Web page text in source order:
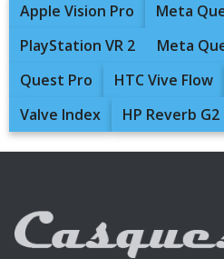
Apple Vision Pro
Meta
PlayStation VR 2
Meta
Quest Pro
HTC Vive Flow
Valve Index
HP Reverb G2